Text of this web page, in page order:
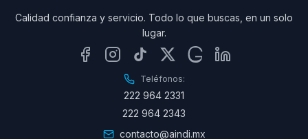
Calidad confianza y servicio. Todo lo que buscas, en un solo
lugar.
Teléfonos:
222 964 2331
222 964 2343
contacto@aindi.mx